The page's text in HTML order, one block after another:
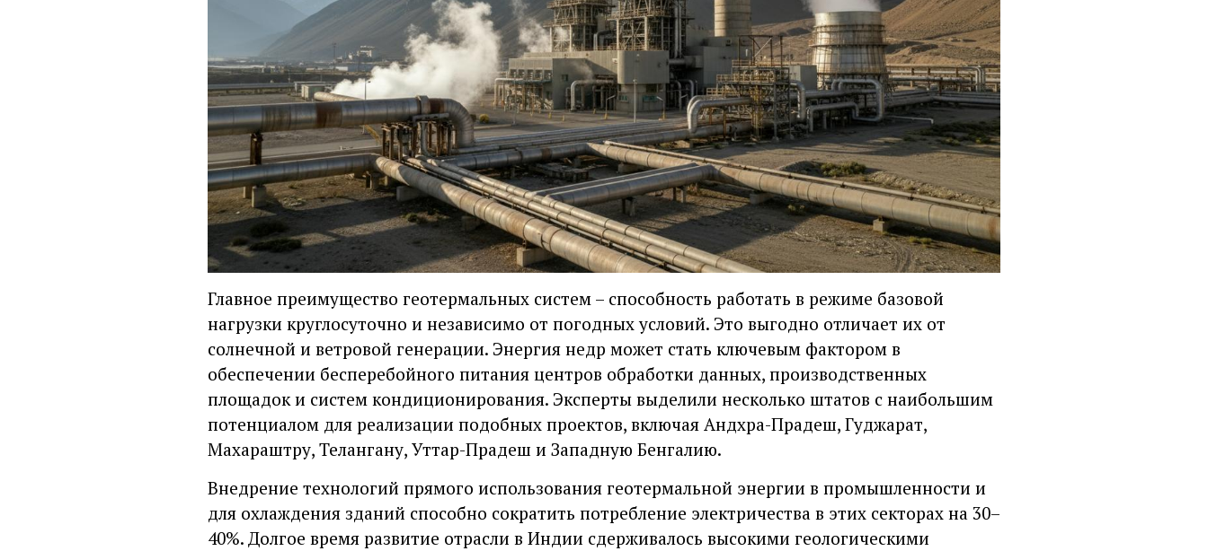
Главное преимущество геотермальных систем – способность работать в режиме базовой
нагрузки круглосуточно и независимо от погодных условий. Это выгодно отличает их от
солнечной и ветровой генерации. Энергия недр может стать ключевым фактором в
обеспечении бесперебойного питания центров обработки данных, производственных
площадок и систем кондиционирования. Эксперты выделили несколько штатов с наибольшим
потенциалом для реализации подобных проектов, включая Андхра-Прадеш, Гуджарат,
Махараштру, Телангану, Уттар-Прадеш и Западную Бенгалию.
Внедрение технологий прямого использования геотермальной энергии в промышленности и
для охлаждения зданий способно сократить потребление электричества в этих секторах на 30–
40%. Долгое время развитие отрасли в Индии сдерживалось высокими геологическими